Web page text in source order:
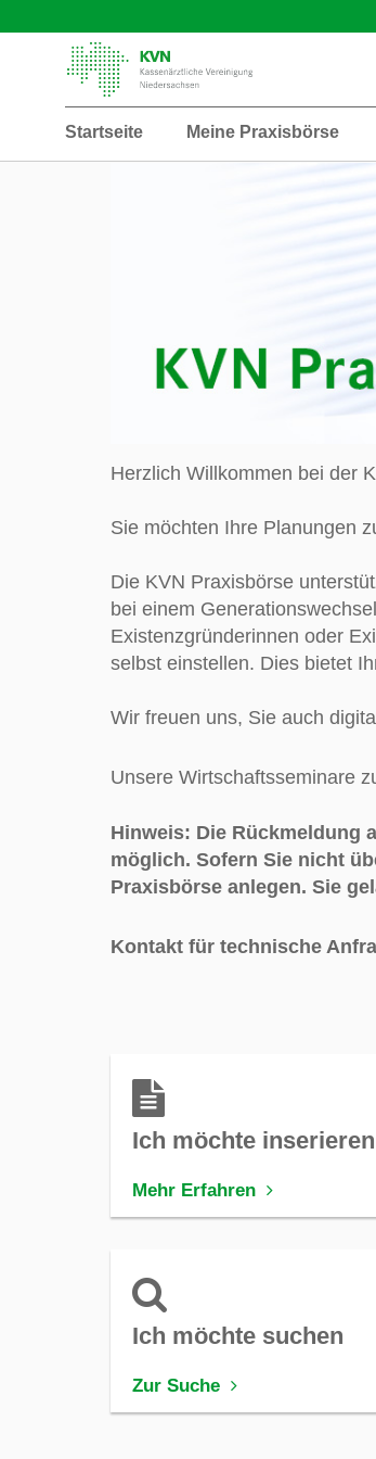
Startseite Meine Praxisbörse
Herzlich Willkommen bei der
Sie möchten Ihre Planungen
Die KVN Praxisbörse
bei einem
Existenzgründerinnen oder
selbst einstellen. Dies bietet
Wir freuen uns, Sie auch
Unsere Wirtschaftsseminare
Hinweis: Die Rückmeldung
möglich. Sofern Sie nicht
Praxisbörse anlegen. Sie
Kontakt für technische
Ich möchte inserieren
Mehr Erfahren
Ich möchte suchen
Zur Suche